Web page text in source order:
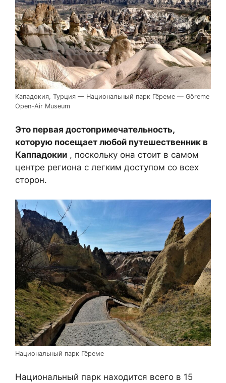
Кападокия, Турция — Национальный парк Гёреме — Göreme
Open-Air Museum
Это первая достопримечательность,
которую посещает любой путешественник в
Каппадокии , поскольку она стоит в самом
центре региона с легким доступом со всех
сторон.
Национальный парк Гёреме
Национальный парк находится всего в 15